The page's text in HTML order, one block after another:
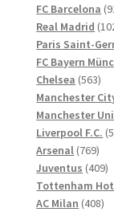
FC Barcelona
Real Madrid
Paris Saint-
FC Bayern
Chelsea 563563
Manchester
Manchester
Liverpool F.C.
Arsenal 769769
Juventus 409409
Tottenham
AC Milan 408408